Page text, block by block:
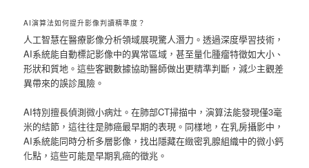
AI演算法如何提升影像判讀精準度？
人工智慧在醫療影像分析領域展現驚人潛力。透過深度學習技術，
AI系統能自動標記影像中的異常區域，甚至量化腫瘤特徵如大小、
形狀和質地。這些客觀數據協助醫師做出更精準判斷，減少主觀差
異帶來的誤診風險。
AI特別擅長偵測微小病灶。在肺部CT掃描中，演算法能發現僅3毫
米的結節，這往往是肺癌最早期的表現。同樣地，在乳房攝影中，
AI系統能同時分析多層影像，找出隱藏在緻密乳腺組織中的微小鈣
化點，這些可能是早期乳癌的徵兆。